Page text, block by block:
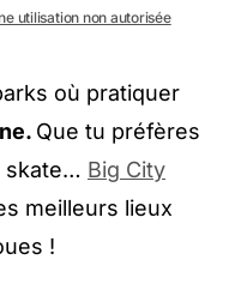
utilisation non autorisée
où pratiquer
Que tu préfères
skate… Big City
meilleurs lieux
!